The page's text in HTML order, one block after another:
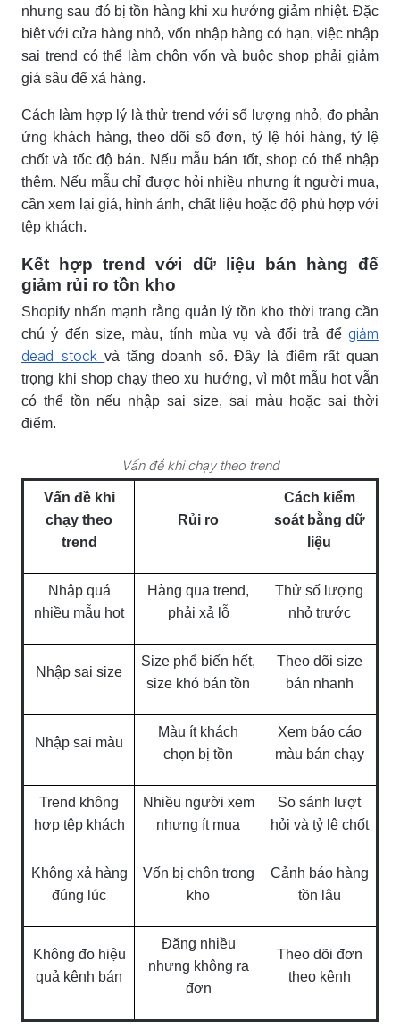
nhưng sau đó bị tồn hàng khi xu hướng giảm nhiệt. Đặc
biệt với cửa hàng nhỏ, vốn nhập hàng có hạn, việc nhập
sai trend có thể làm chôn vốn và buộc shop phải giảm
giá sâu để xả hàng.
Cách làm hợp lý là thử trend với số lượng nhỏ, đo phản
ứng khách hàng, theo dõi số đơn, tỷ lệ hỏi hàng, tỷ lệ
chốt và tốc độ bán. Nếu mẫu bán tốt, shop có thể nhập
thêm. Nếu mẫu chỉ được hỏi nhiều nhưng ít người mua,
cần xem lại giá, hình ảnh, chất liệu hoặc độ phù hợp với
tệp khách.
Kết hợp trend với dữ liệu bán hàng để
giảm rủi ro tồn kho
Shopify nhấn mạnh rằng quản lý tồn kho thời trang cần
chú ý đến size, màu, tính mùa vụ và đổi trả để giảm
dead stock và tăng doanh số. Đây là điểm rất quan
trọng khi shop chạy theo xu hướng, vì một mẫu hot vẫn
có thể tồn nếu nhập sai size, sai màu hoặc sai thời
điểm.
Vấn đề khi chạy theo trend
Vấn đề khi
chạy theo
trend
Rủi ro
Cách kiểm
soát bằng dữ
liệu
Nhập quá
nhiều mẫu hot
Hàng qua trend,
phải xả lỗ
Thử số lượng
nhỏ trước
Nhập sai size
Size phổ biến hết,
size khó bán tồn
Theo dõi size
bán nhanh
Nhập sai màu
Màu ít khách
chọn bị tồn
Xem báo cáo
màu bán chạy
Trend không
hợp tệp khách
Nhiều người xem
nhưng ít mua
So sánh lượt
hỏi và tỷ lệ chốt
Không xả hàng
đúng lúc
Vốn bị chôn trong
kho
Cảnh báo hàng
tồn lâu
Không đo hiệu
quả kênh bán
Đăng nhiều
nhưng không ra
đơn
Theo dõi đơn
theo kênh